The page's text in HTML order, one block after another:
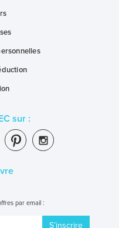
sur :
par email :
S’inscrire